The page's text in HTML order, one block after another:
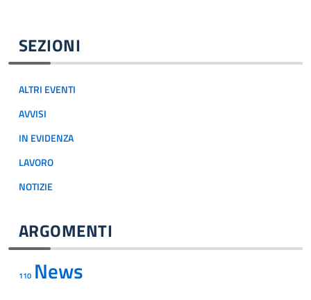
SEZIONI
ALTRI EVENTI
AVVISI
IN EVIDENZA
LAVORO
NOTIZIE
ARGOMENTI
110 News